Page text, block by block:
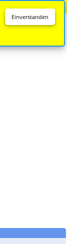
Einverstanden